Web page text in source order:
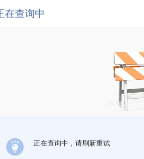
在查询中
正在查询中，请刷新重试